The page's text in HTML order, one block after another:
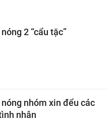
2 “cẩu tặc”
nóng nhóm xin đểu các
nhân